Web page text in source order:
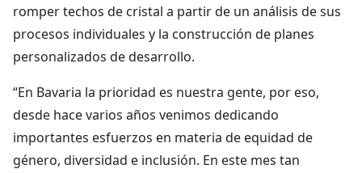
romper techos de cristal a partir de un análisis de sus
procesos individuales y la construcción de planes
personalizados de desarrollo.
“En Bavaria la prioridad es nuestra gente, por eso,
desde hace varios años venimos dedicando
importantes esfuerzos en materia de equidad de
género, diversidad e inclusión. En este mes tan